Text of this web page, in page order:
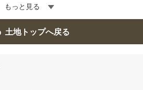
もっと見る
土地トップへ戻る